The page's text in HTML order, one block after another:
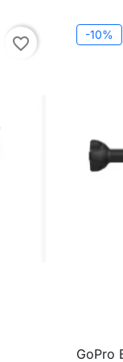
favorite_border -10%
GoPro